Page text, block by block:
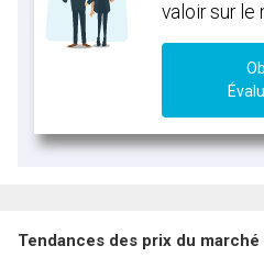
valoir sur le
Tendances des prix du